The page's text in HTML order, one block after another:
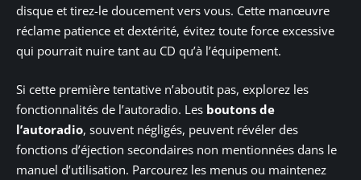
disque et tirez-le doucement vers vous. Cette manœuvre
réclame patience et dextérité, évitez toute force excessive
qui pourrait nuire tant au CD qu’à l’équipement.
Si cette première tentative n’aboutit pas, explorez les
fonctionnalités de l’autoradio. Les boutons de
l’autoradio, souvent négligés, peuvent révéler des
fonctions d’éjection secondaires non mentionnées dans le
manuel d’utilisation. Parcourez les menus ou maintenez